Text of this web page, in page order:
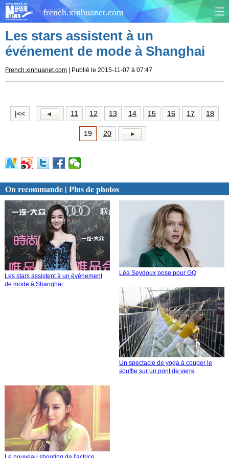
french.xinhuanet.com
CHINE
SANTÉ SPORTS
TOURISME
DOSSIERS PHOTOS
VIDÉOS
Les stars assistent à un
événement de mode à Shanghai
French.xinhuanet.com | Publié le 2015-11-07 à 07:47
|<< 11 12 13 14 15 16 17 18
19 20
On recommande | Plus de photos
Les stars assistent à un événement
de mode à Shanghai
Léa Seydoux pose pour GQ
Un spectacle de yoga à couper le
souffle sur un pont de verre